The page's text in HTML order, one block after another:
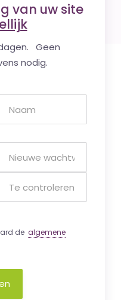
van uw site
Geen
nodig.
de algemene